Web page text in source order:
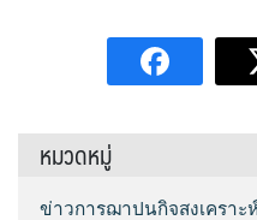
หมวดหมู่
ข่าวการฌาปนกิจสงเคราะห์